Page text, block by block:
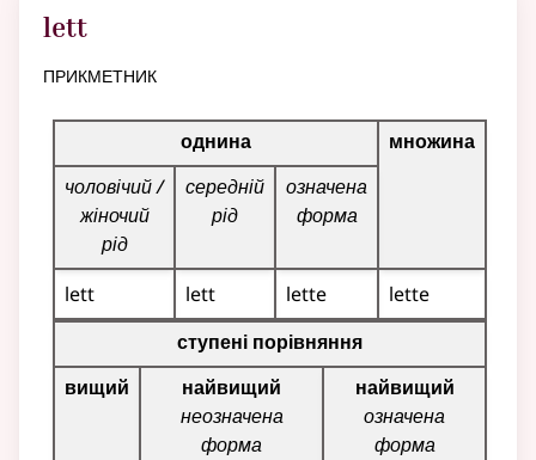
lett
прикметник
Таблиця відмінювання для цього прикметника
однина
множина
чоловічий /
жіночий
рід
середній
рід
означена
форма
lett lett lette
lette
Таблиця відмінювання для цього прикметника
ступені порівняння
вищий
найвищий
неозначена
форма
найвищий
означена
форма